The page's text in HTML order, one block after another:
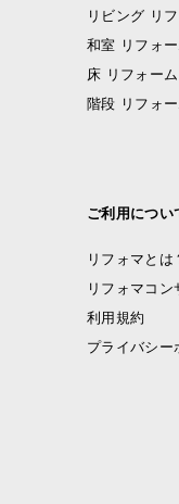
リビング リ
和室 リフォ
床 リフォーム
階段 リフォ
ご利用につい
リフォマとは
リフォマコン
利用規約
プライバシー